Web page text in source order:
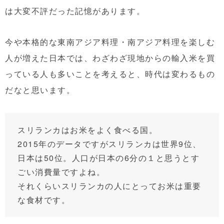
は大変不評だった記憶があります。
今や本格的な東南アジア料理・南アジア料理を楽しむ
人が増えた日本では、わざわざ現地からの輸入米を買
っている人も多いことを考えると、時代は変わるもの
だなと思います。
スリランカはお米をよく食べる国。
2015年のデータですがスリランカは世界9位、
日本は50位。人口が日本の6分の１と思うとす
ごい消費量ですよね。
それくらいスリランカの人にとってお米は重要
な食材です。